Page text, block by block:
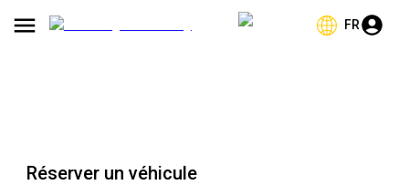
FR
Réserver un véhicule